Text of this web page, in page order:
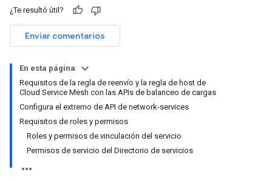
¿Te resultó útil?
Enviar comentarios
En esta página
Requisitos de la regla de reenvío y la regla de host de
Cloud Service Mesh con las APIs de balanceo de cargas
Configura el extremo de API de network-services
Requisitos de roles y permisos
Roles y permisos de vinculación del servicio
Permisos de servicio del Directorio de servicios